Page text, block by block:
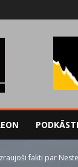
PODKĀSTI
fakti par